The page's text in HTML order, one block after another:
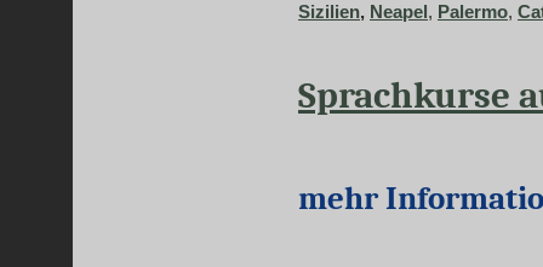
Sizilien, Neapel, Palermo,
Sprachkurse
mehr